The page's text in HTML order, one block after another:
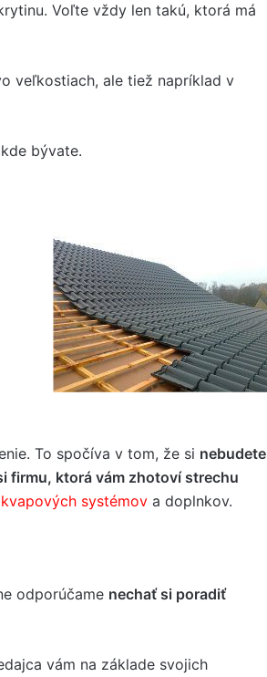
Voľte vždy len takú, ktorá má
veľkostiach, ale tiež napríklad v
bývate.
To spočíva v tom, že si nebudete
firmu, ktorá vám zhotoví strechu
systémov a doplnkov.
odporúčame nechať si poradiť
vám na základe svojich